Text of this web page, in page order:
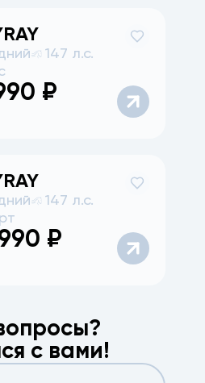
147 л.с.
₽
147 л.с.
₽
с вами!